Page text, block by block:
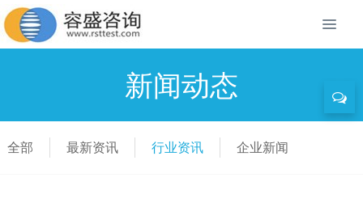
新闻动态
全部 最新资讯 行业资讯 企业新闻